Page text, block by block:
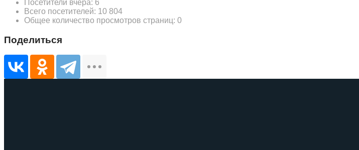
Посетители вчера: 6
Всего посетителей: 10 804
Общее количество просмотров страниц: 0
Поделиться